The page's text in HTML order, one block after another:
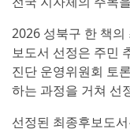
2026 성북구 한 책의
보도서 선정은 주민
진단 운영위원회 토
하는 과정을 거쳐 선
선정된 최종후보도